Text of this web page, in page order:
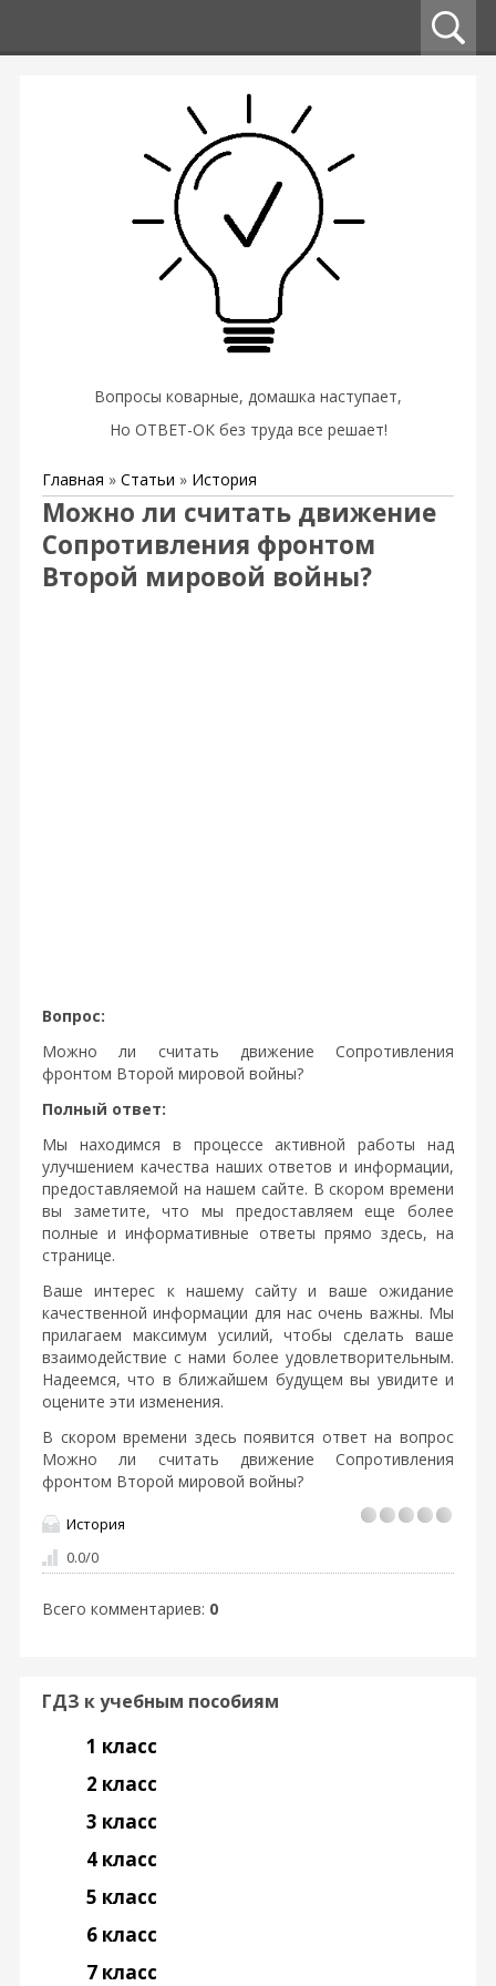
Вопросы коварные, домашка наступает,
Но ОТВЕТ-ОК без труда все решает!
Главная » Статьи » История
Можно ли считать движение
Сопротивления фронтом
Второй мировой войны?
Вопрос:
Можно ли считать движение Сопротивления
фронтом Второй мировой войны?
Полный ответ:
Мы находимся в процессе активной работы над
улучшением качества наших ответов и информации,
предоставляемой на нашем сайте. В скором времени
вы заметите, что мы предоставляем еще более
полные и информативные ответы прямо здесь, на
странице.
Ваше интерес к нашему сайту и ваше ожидание
качественной информации для нас очень важны. Мы
прилагаем максимум усилий, чтобы сделать ваше
взаимодействие с нами более удовлетворительным.
Надеемся, что в ближайшем будущем вы увидите и
оцените эти изменения.
В скором времени здесь появится ответ на вопрос
Можно ли считать движение Сопротивления
фронтом Второй мировой войны?
История
0.0/0
Всего комментариев: 0
ГДЗ к учебным пособиям
1 класс
2 класс
3 класс
4 класс
5 класс
6 класс
7 класс